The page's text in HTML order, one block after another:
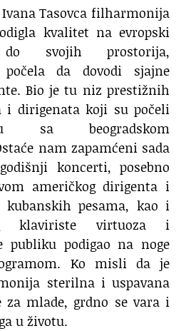
Tasovca filharmonija
kvalitet na evropski
svojih prostorija,
da dovodi sjajne
Bio je tu niz prestižnih
i dirigenata koji su počeli
sa beogradskom
nam zapamćeni sada
koncerti, posebno
američkog dirigenta i
pesama, kao i
klaviriste virtuoza i
publiku podigao na noge
Ko misli da je
sterilna i uspavana
za mlade, grdno se vara i
u životu.